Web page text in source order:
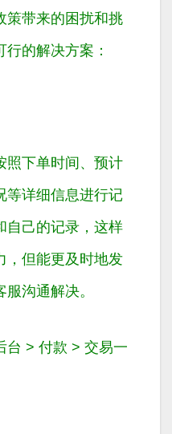
策带来的困扰和挑
的解决方案：
照下单时间、预计
等详细信息进行记
自己的记录，这样
，但能更及时地发
沟通解决。
台 > 付款 > 交易一